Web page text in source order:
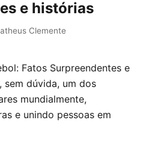
e histórias
Clemente
Fatos Surpreendentes e
sem dúvida, um dos
mundialmente,
e unindo pessoas em